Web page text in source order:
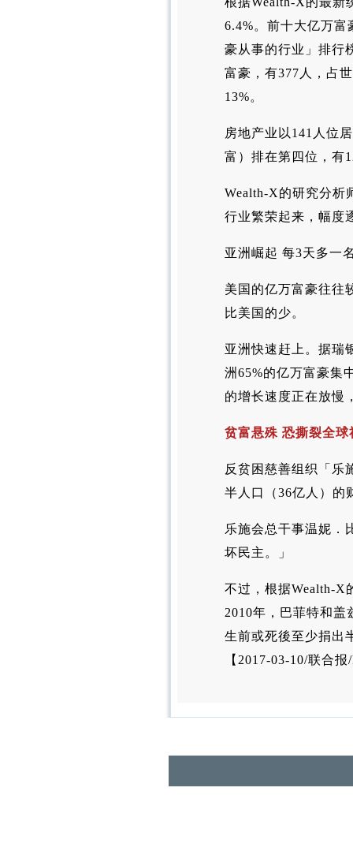
6.4%。前十大亿万
豪从事的行业」排行
富豪，有377人，占
13%。
房地产业以141人位
富）排在第四位，有
Wealth-X的研究分析
行业繁荣起来，幅度
亚洲崛起 每3天多一
美国的亿万富豪往往
比美国的少。
亚洲快速赶上。据瑞
洲65%的亿万富豪集
的增长速度正在放慢
贫富悬殊 恐撕裂全球
反贫困慈善组织「乐
半人口（36亿人）的
乐施会总干事温妮．
坏民主。」
不过，根据Wealth-X
2010年，巴菲特和
生前或死後至少捐出
【2017-03-10/联合